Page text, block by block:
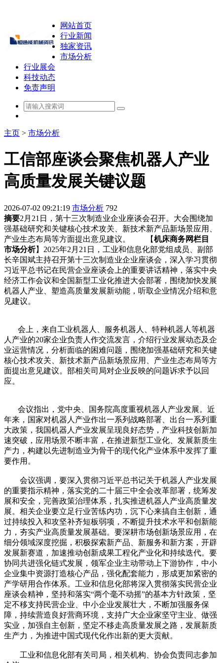
网站首页
行业新闻
独家资讯
市场分析
行业展会
科技动态
免责声明
主页 > 市场分析
工信部座谈会聚焦机器人产业
高质量发展关键议题
2026-07-02 09:21:19 市场分析 792
摘要2月21日，第十三次制造业企业座谈会召开。大会围绕加
强基础研究和关键核心技术攻关、新技术新产品新场景应用、
产业生态布局等方面提出意见建议。 【机床商务网栏目
市场分析】2025年2月21日，工业和信息化部党组成员、副部
长辛国斌主持召开第十三次制造业企业座谈会，深入学习贯彻
习近平总书记在民营企业座谈会上的重要讲话精神，落实中央
经济工作会议和全国新型工业化推进大会部署，围绕加快发展
机器人产业、塑造高质量发展新动能，听取企业情况介绍和意
见建议。
会上，来自工业机器人、服务机器人、特种机器人等机器
人产业的20家企业负责人作交流发言，介绍行业发展动态及企
业运营情况，分析面临的困难问题，围绕加强基础研究和关键
核心技术攻关、新技术新产品新场景应用、产业生态布局等方
面提出意见建议。部相关司局对企业反映的问题诉求予以回
应。
会议指出，党中央、国务院高度重视机器人产业发展。近
年来，国家对机器人产业作出一系列战略部署、出台一系列重
大政策，我国机器人产业发展呈现良好态势，产业科技创新加
速突破，应用场景不断丰富，在推进新型工业化、发展新质生
产力，构建以先进制造业为骨干的现代化产业体系中发挥了重
要作用。
会议强调，要深入贯彻习近平总书记关于机器人产业发展
的重要指示精神，落实党的二十届三中全会改革部署，统筹发
展和安全，完善政策治理体系，扎实推进机器人产业高质量发
展。相关企业要立足行业苦练内功，沉下心来搞自主创新，通
过持续投入和攻坚补齐短板弱项，不断提升技术水平和创新能
力，夯实产业高质量发展基础。要深耕市场创新场景应用，在
细分领域深度挖掘，积极探索新产品、新服务和新方案，开辟
发展新赛道，加速推动创新成果工程化产业化和持续迭代。要
协同共进强化链式发展，领军企业主动带动上下游协作，中小
企业集中资源打造核心产品，强化配套能力，形成更加紧密的
产学研用合作体系。工业和信息化部将深入贯彻落实民营企业
座谈会精神，坚持和落实“两个毫不动摇”的基本方针政策，坚
定不移支持民营企业、中小企业发展壮大，不断加强服务保
障，持续营造良好营商环境，支持广大企业家坚守主业、做强
实业，加强自主创新，坚定不移走高质量发展之路，发展新质
生产力，为推进中国式现代化作出新的更大贡献。
工业和信息化部有关司局，相关机构、协会负责同志参加